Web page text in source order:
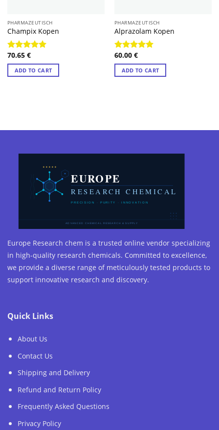
PHARMAZEUTISCH
Champix Kopen
Rated4.89
out of 5
70.65 €
ADD TO CART
PHARMAZEUTISCH
Alprazolam Kopen
Rated4.89
out of 5
60.00 €
ADD TO CART
Europe Research chem is a trusted online vendor specializing
in high-quality research chemicals. Committed to excellence,
we provide a diverse range of meticulously tested products to
support innovative research and discovery.
Quick Links
About Us
Contact Us
Shipping and Delivery
Refund and Return Policy
Frequently Asked Questions
Privacy Policy